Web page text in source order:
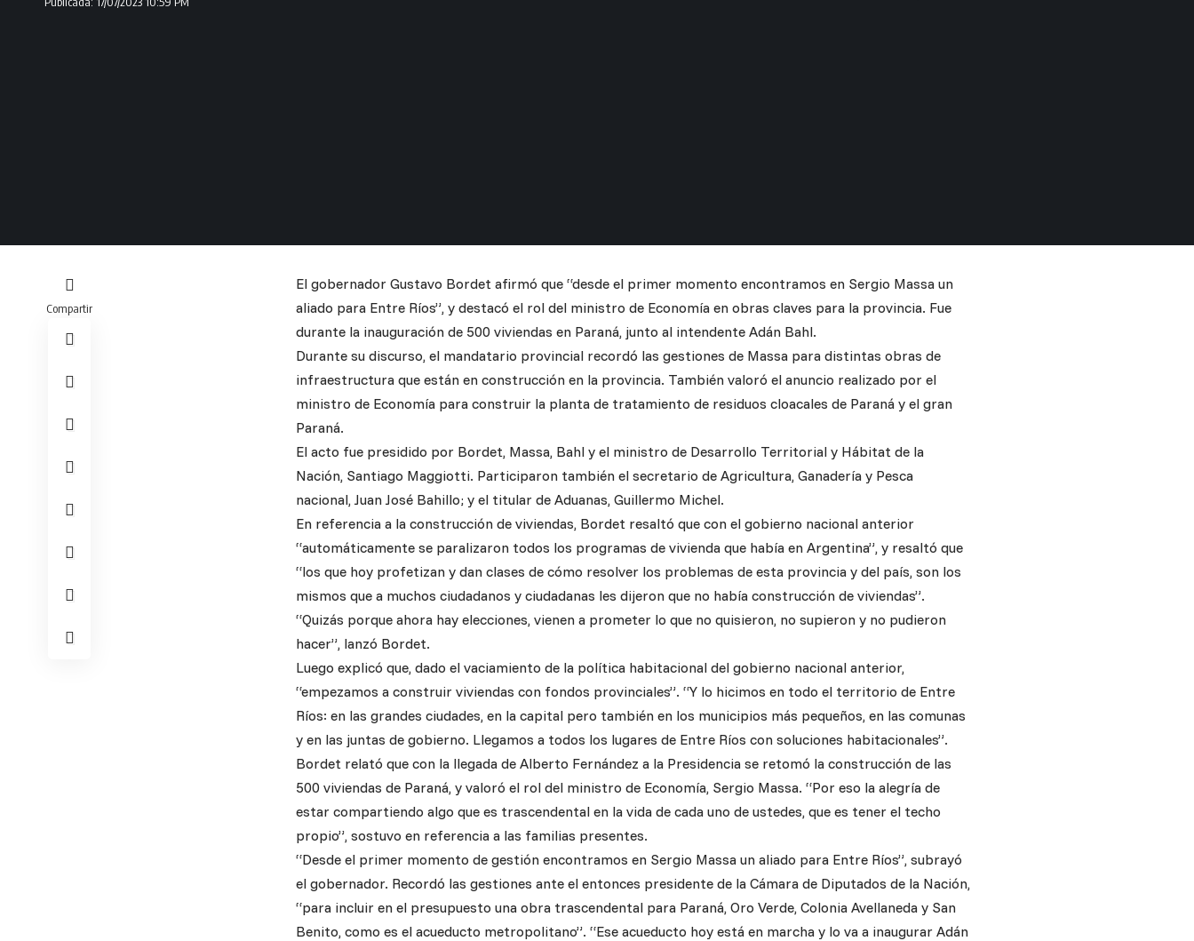
Compartir
El gobernador Gustavo Bordet afirmó que “desde el primer momento encontramos en Sergio Massa un
aliado para Entre Ríos”, y destacó el rol del ministro de Economía en obras claves para la provincia. Fue
durante la inauguración de 500 viviendas en Paraná, junto al intendente Adán Bahl.
Durante su discurso, el mandatario provincial recordó las gestiones de Massa para distintas obras de
infraestructura que están en construcción en la provincia. También valoró el anuncio realizado por el
ministro de Economía para construir la planta de tratamiento de residuos cloacales de Paraná y el gran
Paraná.
El acto fue presidido por Bordet, Massa, Bahl y el ministro de Desarrollo Territorial y Hábitat de la
Nación, Santiago Maggiotti. Participaron también el secretario de Agricultura, Ganadería y Pesca
nacional, Juan José Bahillo; y el titular de Aduanas, Guillermo Michel.
En referencia a la construcción de viviendas, Bordet resaltó que con el gobierno nacional anterior
“automáticamente se paralizaron todos los programas de vivienda que había en Argentina”, y resaltó que
“los que hoy profetizan y dan clases de cómo resolver los problemas de esta provincia y del país, son los
mismos que a muchos ciudadanos y ciudadanas les dijeron que no había construcción de viviendas”.
“Quizás porque ahora hay elecciones, vienen a prometer lo que no quisieron, no supieron y no pudieron
hacer”, lanzó Bordet.
Luego explicó que, dado el vaciamiento de la política habitacional del gobierno nacional anterior,
“empezamos a construir viviendas con fondos provinciales”. “Y lo hicimos en todo el territorio de Entre
Ríos: en las grandes ciudades, en la capital pero también en los municipios más pequeños, en las comunas
y en las juntas de gobierno. Llegamos a todos los lugares de Entre Ríos con soluciones habitacionales”.
Bordet relató que con la llegada de Alberto Fernández a la Presidencia se retomó la construcción de las
500 viviendas de Paraná, y valoró el rol del ministro de Economía, Sergio Massa. “Por eso la alegría de
estar compartiendo algo que es trascendental en la vida de cada uno de ustedes, que es tener el techo
propio”, sostuvo en referencia a las familias presentes.
“Desde el primer momento de gestión encontramos en Sergio Massa un aliado para Entre Ríos”, subrayó
el gobernador. Recordó las gestiones ante el entonces presidente de la Cámara de Diputados de la Nación,
“para incluir en el presupuesto una obra trascendental para Paraná, Oro Verde, Colonia Avellaneda y San
Benito, como es el acueducto metropolitano”. “Ese acueducto hoy está en marcha y lo va a inaugurar Adán